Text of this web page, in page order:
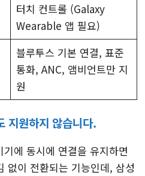
터치 컨트롤 (Galaxy
Wearable 앱 필요)
블루투스 기본 연결, 표준
통화, ANC, 앰비언트만 지
원
지원하지 않습니다.
에 동시에 연결을 유지하면
없이 전환되는 기능인데, 삼성